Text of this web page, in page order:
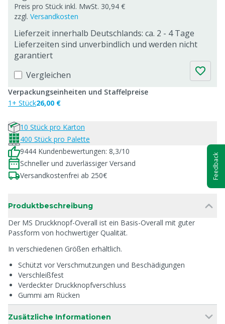
Preis pro Stück inkl. MwSt. 30,94 €
zzgl. Versandkosten
Lieferzeit innerhalb Deutschlands: ca. 2 - 4 Tage
Lieferzeiten sind unverbindlich und werden nicht
garantiert
Vergleichen
Verpackungseinheiten und Staffelpreise
1+ Stück26,00 €
10 Stück pro Karton
400 Stück pro Palette
9444 Kundenbewertungen: 8,3/10
Schneller und zuverlässiger Versand
Versandkostenfrei ab 250€
Produktbeschreibung
Der MS Druckknopf-Overall ist ein Basis-Overall mit guter
Passform von hochwertiger Qualität.
In verschiedenen Größen erhältlich.
Schützt vor Verschmutzungen und Beschädigungen
Verschleißfest
Verdeckter Druckknopfverschluss
Gummi am Rücken
Zusätzliche Informationen
Feedback